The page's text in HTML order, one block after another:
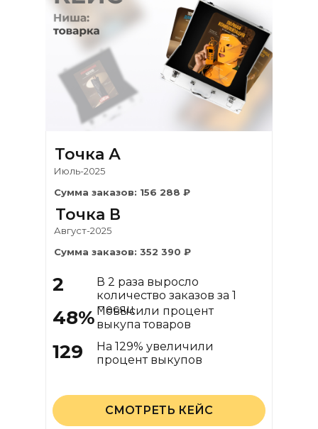
Сотрудничаем более 2-х
лет
В 2 раза выросло
количество заказов за 1
месяц
2
СМОТРЕТЬ КЕЙС
Повысили процент
выкупа товаров
48%
На 129% увеличили
процент выкупов
129
Август-2025
Сумма заказов: 352 390 ₽
Июль-2025
Сумма заказов: 156 288 ₽
Точка В
Точка А